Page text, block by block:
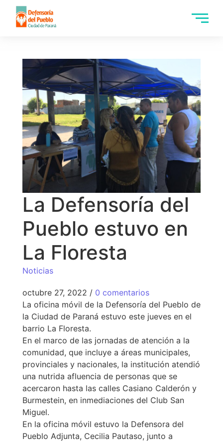
La Defensoría del
Pueblo estuvo en
La Floresta
Noticias
octubre 27, 2022 / 0 comentarios
La oficina móvil de la Defensoría del Pueblo de
la Ciudad de Paraná estuvo este jueves en el
barrio La Floresta.
En el marco de las jornadas de atención a la
comunidad, que incluye a áreas municipales,
provinciales y nacionales, la institución atendió
una nutrida afluencia de personas que se
acercaron hasta las calles Casiano Calderón y
Burmestein, en inmediaciones del Club San
Miguel.
En la oficina móvil estuvo la Defensora del
Pueblo Adjunta, Cecilia Pautaso, junto a